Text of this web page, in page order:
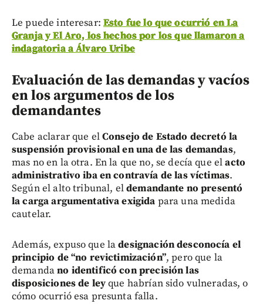
Le puede interesar: Esto fue lo que ocurrió en La
Granja y El Aro, los hechos por los que llamaron a
indagatoria a Álvaro Uribe
Evaluación de las demandas y vacíos
en los argumentos de los
demandantes
Cabe aclarar que elConsejo de Estado decretó la
suspensión provisional en una de las demandas,
mas no en la otra. En la que no, se decía que elacto
administrativo iba en contravía de las víctimas.
Según el alto tribunal, eldemandante no presentó
la carga argumentativa exigida para una medida
cautelar.
Además, expuso que ladesignación desconocía el
principio de “no revictimización”, pero que la
demandano identificó con precisión las
disposiciones de leyque habrían sido vulneradas, o
cómo ocurrió esa presunta falla.